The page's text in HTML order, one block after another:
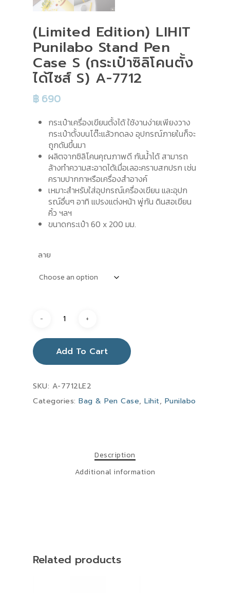
(Limited Edition) LIHIT
Punilabo Stand Pen
Case S (กระเป๋าซิลิโคนตั้ง
ได้ไซส์ S) A-7712
฿ 690
กระเป๋าเครื่องเขียนตั้งได้ ใช้งานง่ายเพียงวาง
กระเป๋าตั้งบนโต๊ะแล้วกดลง อุปกรณ์ภายในก็จะ
ถูกดันขึ้นมา
ผลิตจากซิลิโคนคุณภาพดี กันน้ำได้ สามารถ
ล้างทำความสะอาดได้เมื่อเลอะคราบสกปรก เช่น
คราบปากกาหรือเครื่องสำอางค์
เหมาะสำหรับใส่อุปกรณ์เครื่องเขียน และอุปก
รณ์อื่นๆ อาทิ แปรงแต่งหน้า พู่กัน ดินสอเขียน
คิ้ว ฯลฯ
ขนาดกระเป๋า 60 x 200 มม.
ลาย
Add To Cart
SKU: A-7712LE2
Categories: Bag & Pen Case, Lihit, Punilabo
Description
Additional information
Related products